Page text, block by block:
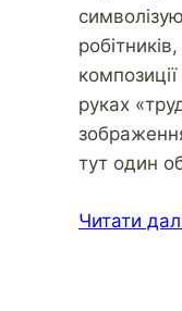
руках
тут один
Читати